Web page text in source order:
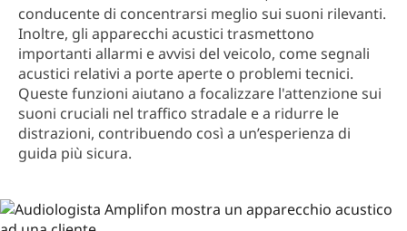
conducente di concentrarsi meglio sui suoni rilevanti.
Inoltre, gli apparecchi acustici trasmettono
importanti allarmi e avvisi del veicolo, come segnali
acustici relativi a porte aperte o problemi tecnici.
Queste funzioni aiutano a focalizzare l'attenzione sui
suoni cruciali nel traffico stradale e a ridurre le
distrazioni, contribuendo così a un’esperienza di
guida più sicura.